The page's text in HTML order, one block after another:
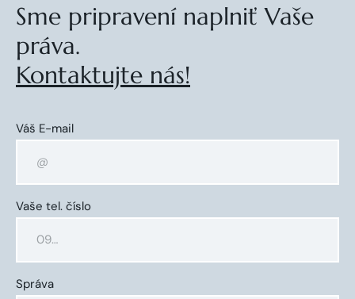
Sme pripravení naplniť Vaše
práva.
Kontaktujte nás!
Váš E-mail
Vaše tel. číslo
Správa